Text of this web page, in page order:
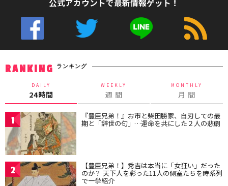
公式アカウントで最新情報ゲット！
RANKING ランキング
DAILY
24時間
WEEKLY
週 間
MONTHLY
月 間
1 『豊臣兄弟！』お市と柴田勝家、自刃しての最
期と「辞世の句」…運命を共にした２人の悲劇
2 【豊臣兄弟！】秀吉は本当に「女狂い」だった
のか？ 天下人を彩った11人の側室たちを時系列
で一挙紹介